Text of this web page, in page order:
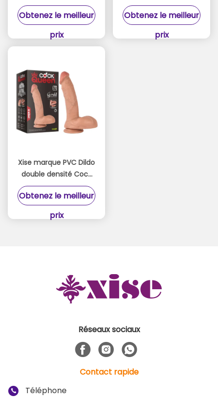
Reine Grand Dildo 9,6
pouces Pour le sexe
adulte
Obtenez le meilleur
prix
ROHS 8,46 pouces
pour femme
Obtenez le meilleur
prix
Xise marque PVC Dildo
double densité Cock
Pour la Reine classique
Pénis Grand Taille
10,43 pouces
Obtenez le meilleur
prix
Réseaux sociaux
Contact rapide
Téléphone